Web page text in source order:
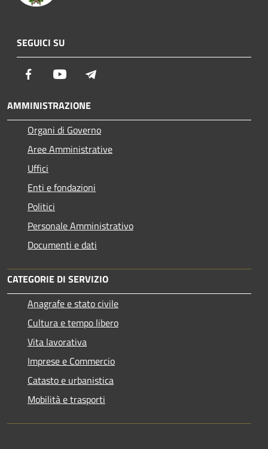
SEGUICI SU
Facebook Youtube
AMMINISTRAZIONE
Organi di Governo
Aree Amministrative
Uffici
Enti e fondazioni
Politici
Personale Amministrativo
Documenti e dati
CATEGORIE DI SERVIZIO
Anagrafe e stato civile
Cultura e tempo libero
Vita lavorativa
Imprese e Commercio
Catasto e urbanistica
Mobilità e trasporti